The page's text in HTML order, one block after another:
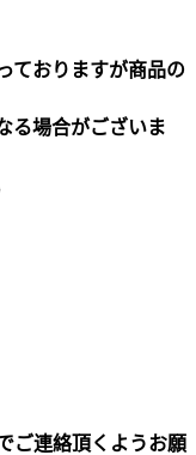
ておりますが商品の
る場合がございま
ご連絡頂くようお願